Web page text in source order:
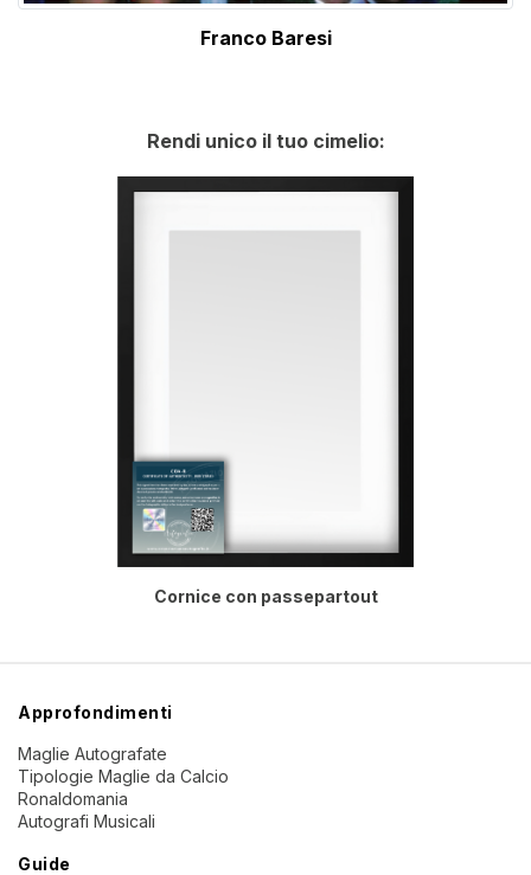
Franco Baresi
Rendi unico il tuo cimelio:
Cornice con passepartout
Approfondimenti
Maglie Autografate
Tipologie Maglie da Calcio
Ronaldomania
Autografi Musicali
Guide